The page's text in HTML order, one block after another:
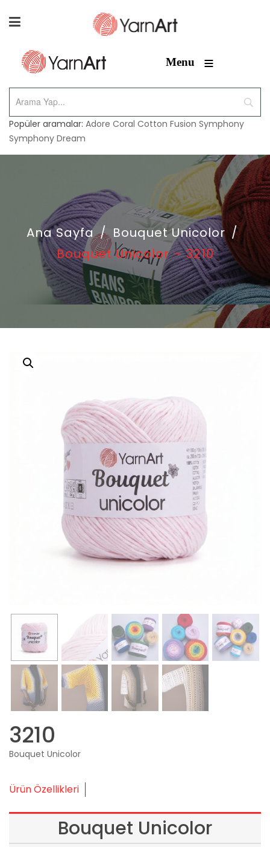
Menu ≡
Popüler aramalar: Adore Coral Cotton Fusion Symphony
Symphony Dream
Ana Sayfa / Bouquet Unicolor /
Bouquet Unicolor – 3210
3210
Bouquet Unicolor
Ürün Özellikleri
Bouquet Unicolor